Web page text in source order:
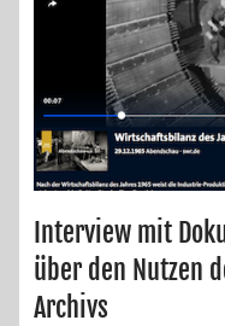
Interview mit
über den Nutzen
Archivs